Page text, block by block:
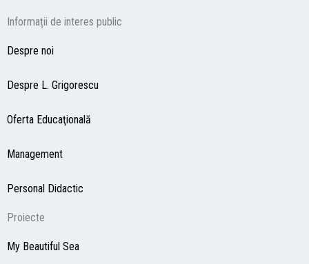
Informații de interes public
Despre noi
Despre L. Grigorescu
Oferta Educaţională
Management
Personal Didactic
Proiecte
My Beautiful Sea